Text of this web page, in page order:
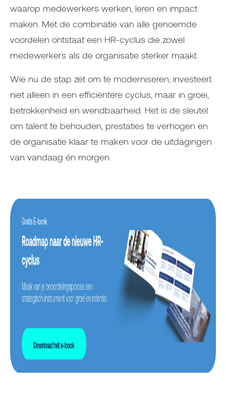
waarop medewerkers werken, leren en impact
maken. Met de combinatie van alle genoemde
voordelen ontstaat een HR-cyclus die zowel
medewerkers als de organisatie sterker maakt.
Wie nu de stap zet om te moderniseren, investeert
niet alleen in een efficiëntere cyclus, maar in groei,
betrokkenheid en wendbaarheid. Het is de sleutel
om talent te behouden, prestaties te verhogen en
de organisatie klaar te maken voor de uitdagingen
van vandaag én morgen.